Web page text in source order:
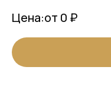
Цена:от 0 ₽